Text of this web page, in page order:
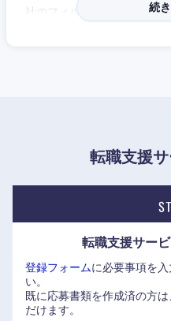
社のフィルタリングソフト
働ける環境。
続
転職支援
転職支援サー
登録フォームに必要事項を
い。
既に応募書類を作成済の方
だけます。